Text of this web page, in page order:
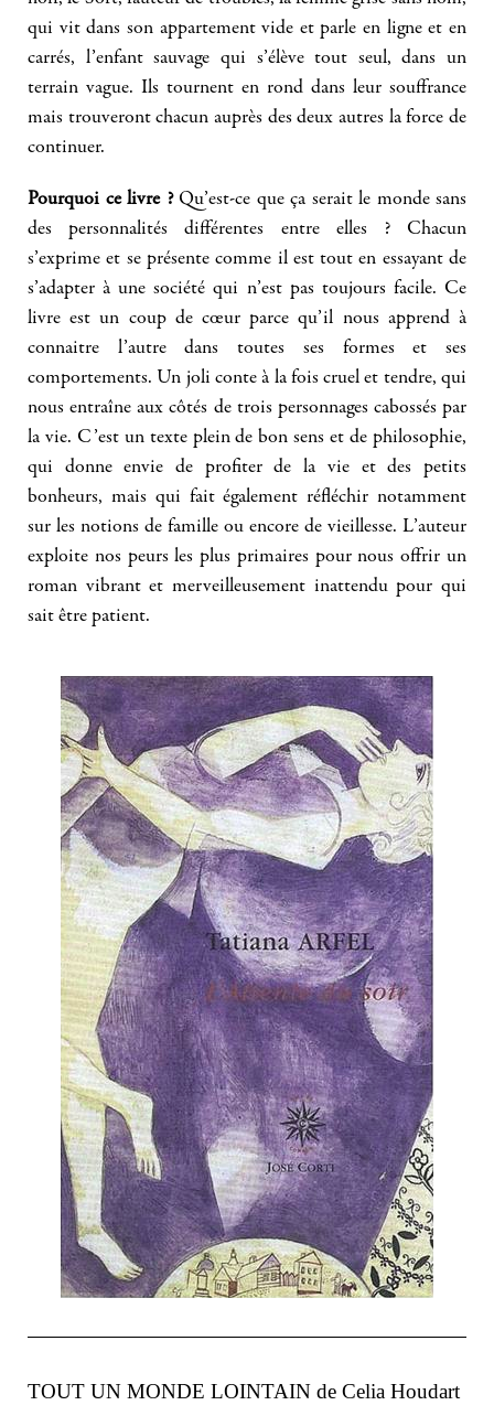
qui vit dans son appartement vide et parle en ligne et en
carrés, l’enfant sauvage qui s’élève tout seul, dans un
terrain vague. Ils tournent en rond dans leur souffrance
mais trouveront chacun auprès des deux autres la force de
continuer.
Pourquoi ce livre ?Qu’est-ce que ça serait le monde sans
des personnalités différentes entre elles ? Chacun
s’exprime et se présente comme il est tout en essayant de
s’adapter à une société qui n’est pas toujours facile. Ce
livre est un coup de cœur parce qu’il nous apprend à
connaitre l’autre dans toutes ses formes et ses
comportements. Un joli conte à la fois cruel et tendre, qui
nous entraîne aux côtés de trois personnages cabossés par
la vie. C’est un texte plein de bon sens et de philosophie,
qui donne envie de profiter de la vie et des petits
bonheurs, mais qui fait également réfléchir notamment
sur les notions de famille ou encore de vieillesse. L’auteur
exploite nos peurs les plus primaires pour nous offrir un
roman vibrant et merveilleusement inattendu pour qui
sait être patient.
TOUT UN MONDE LOINTAIN de Celia Houdart